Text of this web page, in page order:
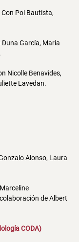
Pol Bautista,
García, Maria
Nicolle Benavides,
Lavedan.
Alonso, Laura
de Albert
CODA)